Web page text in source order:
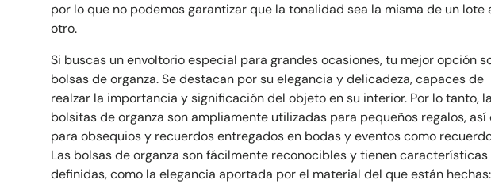
por lo que no podemos garantizar que la tonalidad sea la misma de un lote
otro.
Si buscas un envoltorio especial para grandes ocasiones, tu mejor opción
bolsas de organza. Se destacan por su elegancia y delicadeza, capaces de
realzar la importancia y significación del objeto en su interior. Por lo tanto,
bolsitas de organza son ampliamente utilizadas para pequeños regalos, así
para obsequios y recuerdos entregados en bodas y eventos como
Las bolsas de organza son fácilmente reconocibles y tienen
definidas, como la elegancia aportada por el material del que están hechas: